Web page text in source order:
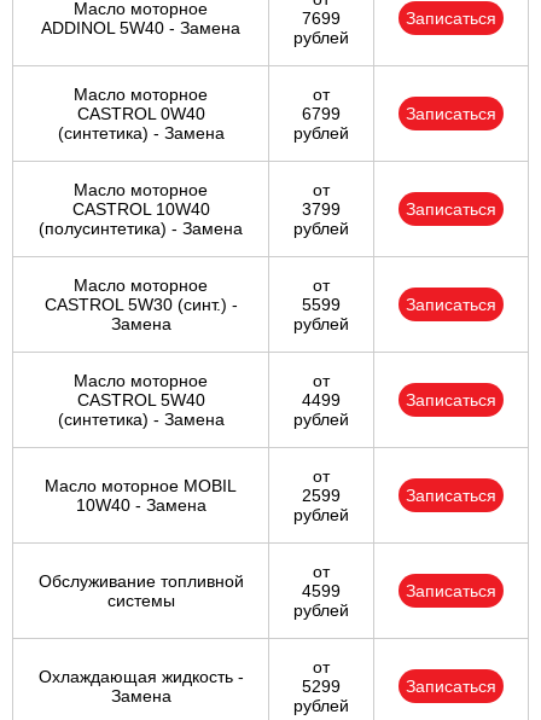
Масло моторное
ADDINOL 5W40 - Замена
7699
рублей
Записаться
Масло моторное
CASTROL 0W40
(синтетика) - Замена
от
6799
рублей
Записаться
Масло моторное
CASTROL 10W40
(полусинтетика) - Замена
от
3799
рублей
Записаться
Масло моторное
CASTROL 5W30 (синт.) -
Замена
от
5599
рублей
Записаться
Масло моторное
CASTROL 5W40
(синтетика) - Замена
от
4499
рублей
Записаться
Масло моторное MOBIL
10W40 - Замена
от
2599
рублей
Записаться
Обслуживание топливной
системы
от
4599
рублей
Записаться
Охлаждающая жидкость -
Замена
от
5299
рублей
Записаться